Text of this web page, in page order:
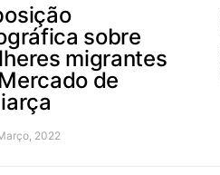
sobre
migrantes
de
2022